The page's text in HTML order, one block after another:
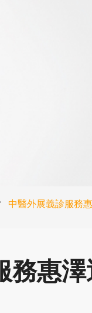
中醫外展義診服務
務惠